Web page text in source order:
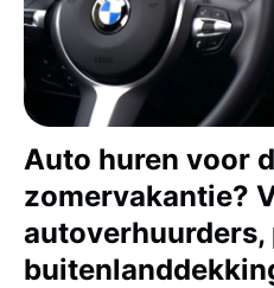
Auto huren voor
zomervakantie?
autoverhuurders,